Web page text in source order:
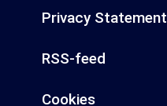
Privacy Statement
RSS-feed
Cookies